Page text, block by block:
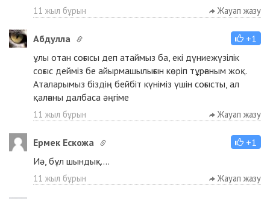
11 жыл бұрын Жауап жазу
Абдулла
+1
ұлы отан соғысы деп атаймыз ба, екі дүниежүзілік
соғыс дейміз бе айырмашылығын көріп тұрғаным жоқ.
Аталарымыз біздің бейбіт күніміз үшін соғысты, ал
қалғаны далбаса әңгіме
11 жыл бұрын Жауап жазу
Ермек Ескожа
+1
Иә, бұл шындық....
11 жыл бұрын Жауап жазу